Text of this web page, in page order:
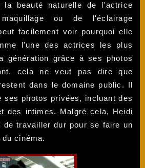
la beauté naturelle de l'actrice
ou de l'éclairage
facilement voir pourquoi elle
l'une des actrices les plus
génération grâce à ses photos
cela ne veut pas dire que
dans le domaine public. Il
ses photos privées, incluant des
des intimes. Malgré cela, Heidi
de travailler dur pour se faire un
cinéma.